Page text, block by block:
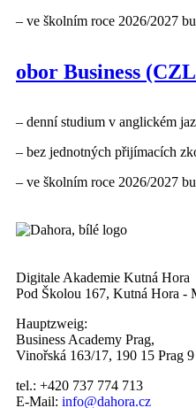
– ve školním roce 2026/2027
obor Business
– denní studium v anglickém
– bez jednotných přijímacích
– ve školním roce 2026/2027
Digitale Akademie Kutná Hora
Pod Školou 167, Kutná Hora -
Hauptzweig:
Business Academy Prag,
Vinořská 163/17, 190 15 Prag
tel.: +420 737 774 713
E-Mail: info@dahora.cz